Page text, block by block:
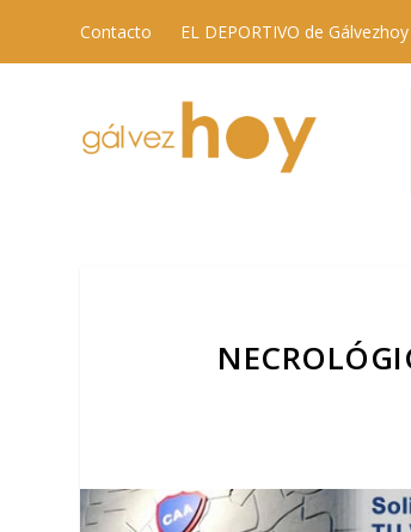
Contacto EL DEPORTIVO de Gálvezhoy